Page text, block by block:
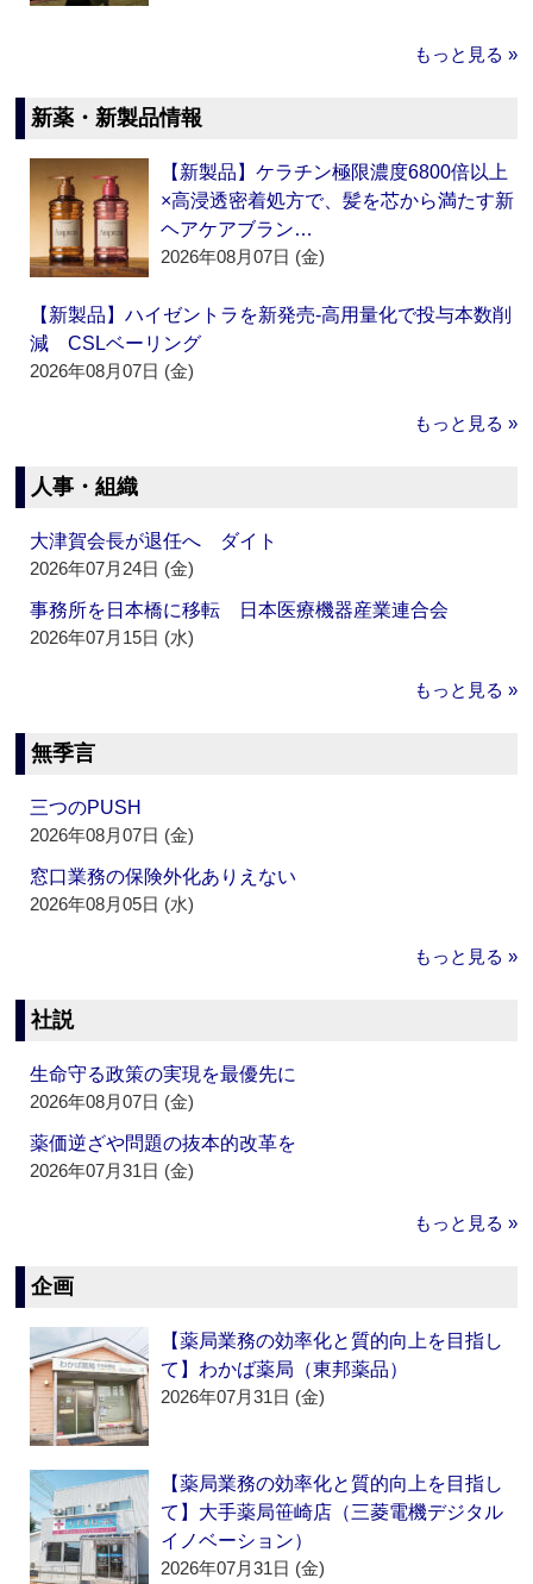
もっと見る »
新薬・新製品情報
【新製品】ケラチン極限濃度6800倍以上
×高浸透密着処方で、髪を芯から満たす新
ヘアケアブラン…
2026年08月07日 (金)
【新製品】ハイゼントラを新発売‐高用量化で投与本数削
減 CSLベーリング
2026年08月07日 (金)
もっと見る »
人事・組織
大津賀会長が退任へ ダイト
2026年07月24日 (金)
事務所を日本橋に移転 日本医療機器産業連合会
2026年07月15日 (水)
もっと見る »
無季言
三つのPUSH
2026年08月07日 (金)
窓口業務の保険外化ありえない
2026年08月05日 (水)
もっと見る »
社説
生命守る政策の実現を最優先に
2026年08月07日 (金)
薬価逆ざや問題の抜本的改革を
2026年07月31日 (金)
もっと見る »
企画
【薬局業務の効率化と質的向上を目指し
て】わかば薬局（東邦薬品）
2026年07月31日 (金)
【薬局業務の効率化と質的向上を目指し
て】大手薬局笹崎店（三菱電機デジタル
イノベーション）
2026年07月31日 (金)